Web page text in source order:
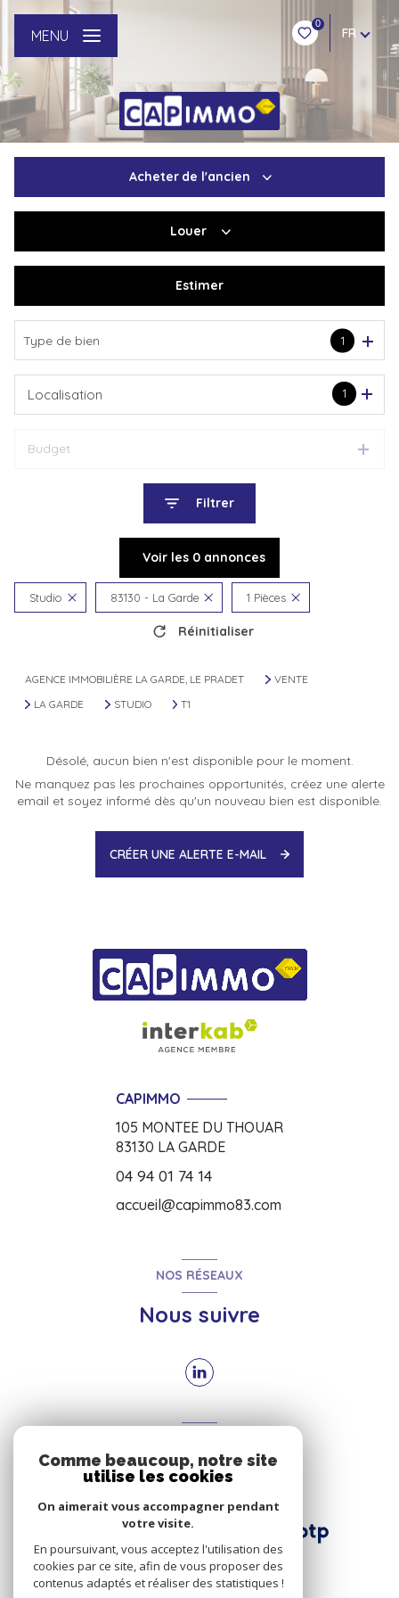
0
FR
MENU
Acheter de l'ancien
Louer
Estimer
Type de bien 1
1
Localisation
Budget
Filtrer
Voir les 0 annonces
Studio 83130 - La Garde 1 Pièces
Réinitialiser
AGENCE IMMOBILIÈRE LA GARDE, LE PRADET
VENTE
LA GARDE
STUDIO T1
Désolé, aucun bien n'est disponible pour le moment.
Ne manquez pas les prochaines opportunités, créez une alerte
email et soyez informé dès qu'un nouveau bien est disponible.
CRÉER UNE ALERTE E-MAIL
CAPIMMO
105 MONTEE DU THOUAR
83130 LA GARDE
04 94 01 74 14
accueil@capimmo83.com
NOS RÉSEAUX
Nous suivre
Nous adhérons
Comme beaucoup, notre site
utilise les cookies
On aimerait vous accompagner pendant
votre visite.
En poursuivant, vous acceptez l'utilisation des
cookies par ce site, afin de vous proposer des
contenus adaptés et réaliser des statistiques !